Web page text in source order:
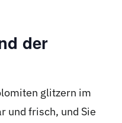
der
glitzern im
und frisch, und Sie